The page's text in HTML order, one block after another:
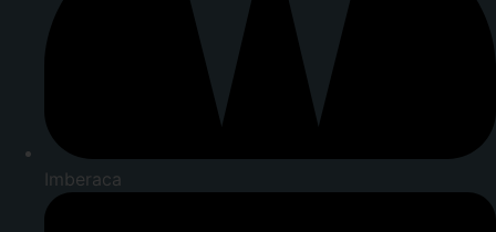
Imberaca